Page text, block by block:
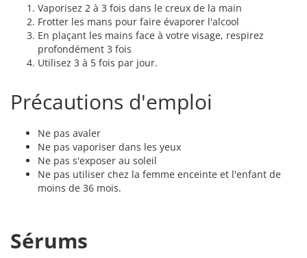
Vaporisez 2 à 3 fois dans le creux de la main
Frotter les mans pour faire évaporer l'alcool
En plaçant les mains face à votre visage, respirez
profondément 3 fois
Utilisez 3 à 5 fois par jour.
Précautions d'emploi
Ne pas avaler
Ne pas vaporiser dans les yeux
Ne pas s'exposer au soleil
Ne pas utiliser chez la femme enceinte et l'enfant de
moins de 36 mois.
Sérums